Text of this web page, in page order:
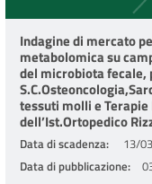
Indagine di mercato
metabolomica su
del microbiota fecale,
tessuti molli e Terapie
dell’Ist.Ortopedico
Data di scadenza
13/
Data di pubblicazione